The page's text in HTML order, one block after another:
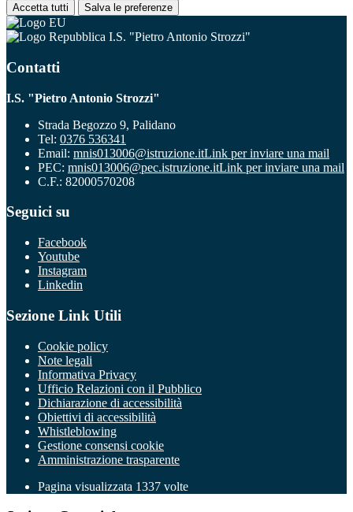
Accetta tutti Salva le preferenze
I.S. "Pietro Antonio Strozzi"
Contatti
I.S. "Pietro Antonio Strozzi"
Strada Begozzo 9, Palidano
Tel: 0376 536341
Email: mnis013006@istruzione.itLink per inviare una mail
PEC: mnis013006@pec.istruzione.itLink per inviare una mail
C.F.: 82000570208
Seguici su
Facebook
Youtube
Instagram
Linkedin
Sezione Link Utili
Cookie policy
Note legali
Informativa Privacy
Ufficio Relazioni con il Pubblico
Dichiarazione di accessibilità
Obiettivi di accessibilità
Whistleblowing
Gestione consensi cookie
Amministrazione trasparente
Pagina visualizzata 1337 volte